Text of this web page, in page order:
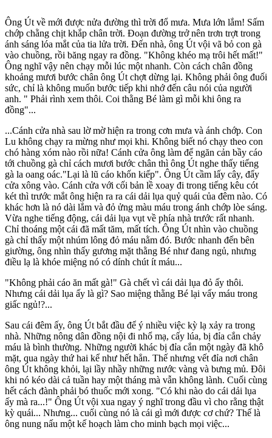
Ông Út về mới được nửa đường thì trời đổ mưa. Mưa lớn lắm! Sấm
chớp chằng chịt khắp chân trời. Đoạn đường trở nên trơn trợt trong
ánh sáng lóa mắt của tia lửa trời. Đến nhà, ông Út vội vã bỏ con gà
vào chuồng, rồi băng ngay ra đồng. "Không khéo mạ trôi hết mất!"
Ông nghĩ vậy nên chạy mỗi lúc một nhanh. Còn cách chân đồng
khoảng mươi bước chân ông Út chợt dừng lại. Không phải ông đuối
sức, chỉ là không muốn bước tiếp khi nhớ đến câu nói của người
anh. " Phải rình xem thôi. Coi thằng Bé làm gì mỗi khi ông ra
đồng"...
...Cánh cửa nhà sau lờ mờ hiện ra trong cơn mưa và ánh chớp. Con
Lu không chạy ra mừng như mọi khi. Không biết nó chạy theo con
chó hàng xóm nào rồi nữa! Cánh cửa ông làm để ngăn cản bầy cáo
tới chuồng gà chỉ cách mươi bước chân thì ông Út nghe thấy tiếng
gà la oang oác."Lại là lũ cáo khốn kiếp". Ông Út cầm lấy cây, đẩy
cửa xông vào. Cánh cửa với cối bản lề xoay đi trong tiếng kêu cót
két thì trước mắt ông hiện ra ra cái dải lụa quỷ quái của đêm nào. Có
khác hơn là nó dài lắm và đỏ ửng màu máu trong ánh chớp lòe sáng.
Vừa nghe tiếng động, cái dải lụa vụt về phía nhà trước rất nhanh.
Chỉ thoáng một cái đã mất tăm, mất tích. Ông Út nhìn vào chuồng
gà chỉ thấy một nhúm lông đỏ máu nằm đó. Bước nhanh đến bên
giường, ông nhìn thấy gương mặt thằng Bé như đang ngủ, nhưng
điều lạ là khóe miệng nó có dính chút ít máu...
"Không phải cáo ăn mất gà!" Gà chết vì cái dải lụa đỏ ấy thôi.
Nhưng cái dải lụa ấy là gì? Sao miệng thằng Bé lại vấy máu trong
giấc ngủ!?...
Sau cái đêm ấy, ông Út bắt đầu để ý nhiều việc kỳ lạ xảy ra trong
nhà. Những nông dân đồng nội đi nhổ mạ, cấy lúa, bị đỉa cắn chảy
máu là bình thường. Những người khác bị đỉa cắn một ngày đã khô
mặt, qua ngày thứ hai kể như hết hẳn. Thế nhưng vết đỉa nơi chân
ông Út không khỏi, lại lầy nhầy những nước vàng và bưng mủ. Đôi
khi nó kéo dài cả tuần hay một tháng mà vẫn không lành. Cuối cùng
hết cách đành phải bó thuốc mới xong. "Có khi nào do cái dải lụa
ấy mà ra...!" Ông Út vội xua ngay ý nghĩ trong đầu vì cho rằng thật
kỳ quái... Nhưng... cuối cùng nó là cái gì mới được cơ chứ? Thế là
ông nung nấu một kế hoạch làm cho minh bạch mọi việc...